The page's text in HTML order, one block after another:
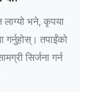
लाग्यो भने, कृपया
गर्नुहोस्। तपाईंको
सिर्जना गर्न